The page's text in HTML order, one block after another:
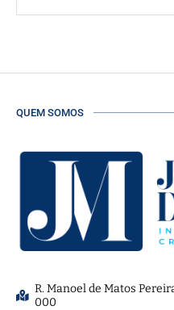
QUEM SOMOS
R. Manoel de Matos
000